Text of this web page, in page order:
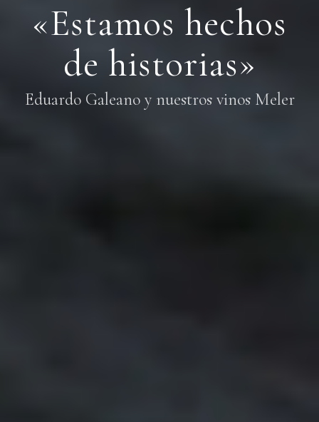
«Estamos hechos
de historias»
Eduardo Galeano y nuestros vinos Meler